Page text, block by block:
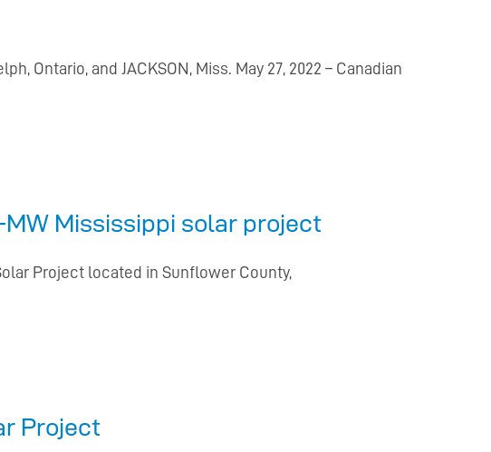
Ontario, and JACKSON, Miss. May 27, 2022 – Canadian
Mississippi solar project
Project located in Sunflower County,
Project